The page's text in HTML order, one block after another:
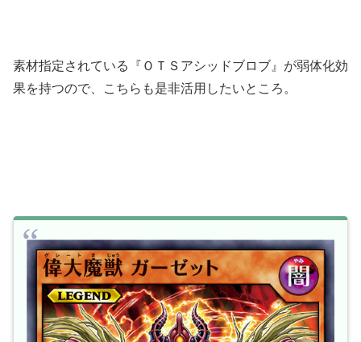
素材指定されている『ＯＴＳアシッドブロブ』が弱体化効
果を持つので、こちらも是非活用したいところ。